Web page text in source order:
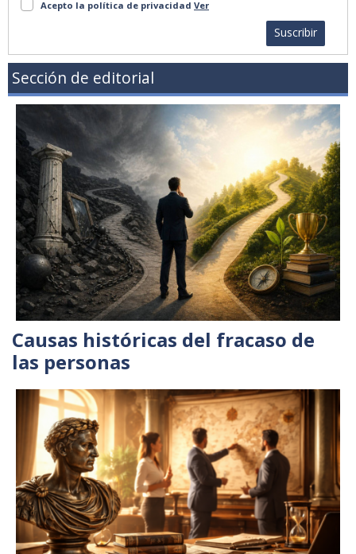
Acepto la política de privacidad Ver
Suscribir
Sección de editorial
Causas históricas del fracaso de
las personas